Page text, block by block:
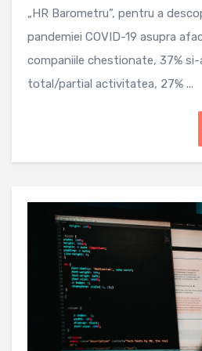
„HR Barometru”, pentru a
pandemiei COVID-19 asupra
companiile chestionate, 37%
total/partial activitatea, 27% ...